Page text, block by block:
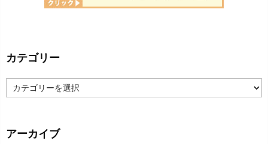
カテゴリー
テ
ー
アーカイブ